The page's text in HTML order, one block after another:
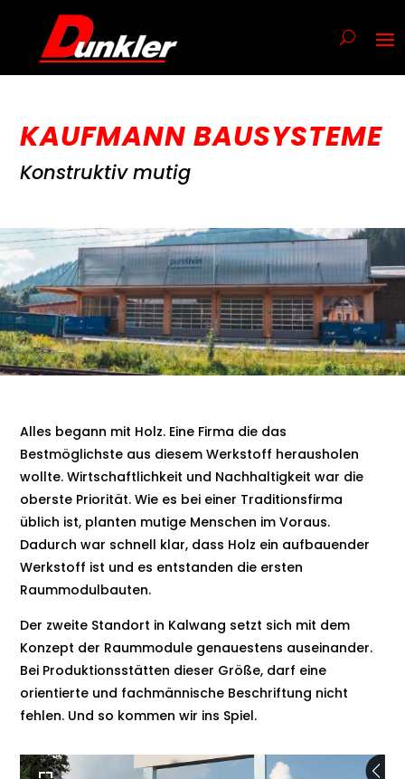
KAUFMANN BAUSYSTEME
Konstruktiv mutig
Alles begann mit Holz. Eine Firma die das
Bestmöglichste aus diesem Werkstoff herausholen
wollte. Wirtschaftlichkeit und Nachhaltigkeit war die
oberste Priorität. Wie es bei einer Traditionsfirma
üblich ist, planten mutige Menschen im Voraus.
Dadurch war schnell klar, dass Holz ein aufbauender
Werkstoff ist und es entstanden die ersten
Raummodulbauten.
Der zweite Standort in Kalwang setzt sich mit dem
Konzept der Raummodule genauestens auseinander.
Bei Produktionsstätten dieser Größe, darf eine
orientierte und fachmännische Beschriftung nicht
fehlen. Und so kommen wir ins Spiel.